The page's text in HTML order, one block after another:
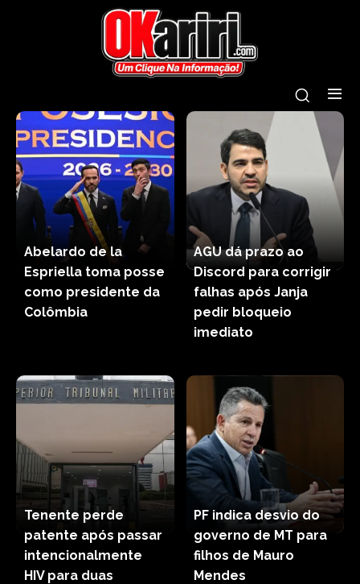
Abelardo de la
Espriella toma posse
como presidente da
Colômbia
AGU dá prazo ao
Discord para corrigir
falhas após Janja
pedir bloqueio
imediato
Tenente perde
patente após passar
intencionalmente
HIV para duas
PF indica desvio do
governo de MT para
filhos de Mauro
Mendes